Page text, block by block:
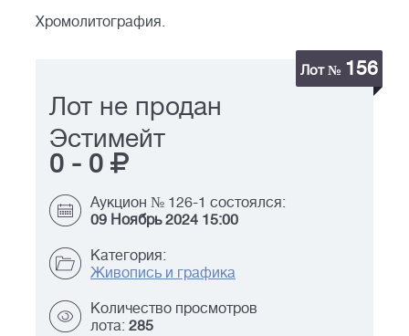
Хромолитография.
Лот № 156
Лот не продан
Эстимейт
0 - 0
Аукцион № 126-1 состоялся:
09 Ноябрь 2024 15:00
Категория:
Живопись и графика
Количество просмотров
лота: 285